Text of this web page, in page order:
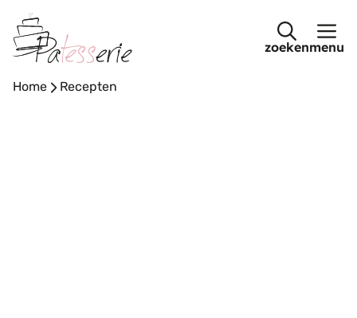
naar
de
menu
Home - Recepten